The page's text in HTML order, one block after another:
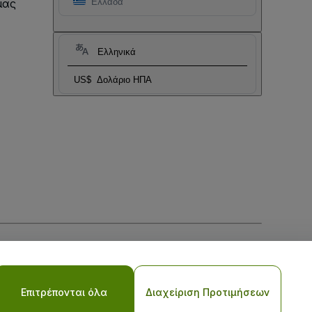
Ελληνικά
US$ Δολάριο ΗΠΑ
Πολιτικής απορρήτου για κινητά
Επιτρέπονται όλα Διαχείριση Προτιμήσεων